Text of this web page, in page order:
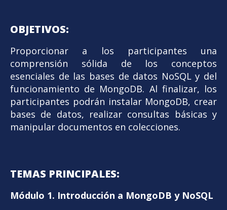
OBJETIVOS:
Proporcionar a los participantes una
comprensión sólida de los conceptos
esenciales de las bases de datos NoSQL y del
funcionamiento de MongoDB. Al finalizar, los
participantes podrán instalar MongoDB, crear
bases de datos, realizar consultas básicas y
manipular documentos en colecciones.
TEMAS PRINCIPALES:
Módulo 1. Introducción a MongoDB y NoSQL